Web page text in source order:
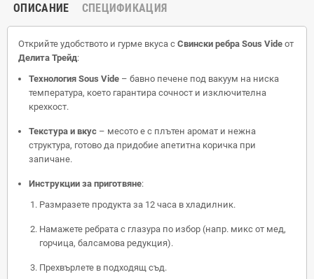
ОПИСАНИЕ СПЕЦИФИКАЦИЯ
Открийте удобството и гурме вкуса с Свински ребра Sous Vide от
Делита Трейд:
Технология Sous Vide – бавно печене под вакуум на ниска
температура, което гарантира сочност и изключителна
крехкост.
Текстура и вкус – месото е с плътен аромат и нежна
структура, готово да придобие апетитна коричка при
запичане.
Инструкции за приготвяне:
Размразете продукта за 12 часа в хладилник.
Намажете ребрата с глазура по избор (напр. микс от мед,
горчица, балсамова редукция).
Прехвърлете в подходящ съд.